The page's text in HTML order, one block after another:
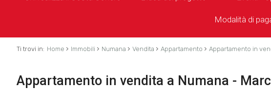
Modalità di
Ti trovi in: Home › Immobili › Numana › Vendita › Appartamento › Appartamento in
Appartamento in vendita a Numana -